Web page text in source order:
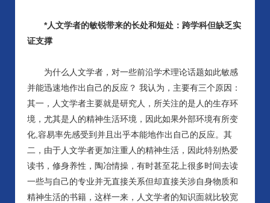
*人文学者的敏锐带来的长处和短处：跨学科但缺乏实
证支撑
为什么人文学者，对一些前沿学术理论话题如此敏感
并能迅速地作出自己的反应？ 我认为，主要有三个原因：
其一，人文学者主要就是研究人，所关注的是人的生存环
境，尤其是人的精神生活环境，因此如果外部环境有所变
化 ,容易率先感受到并且出乎本能地作出自己的反应。其
二，由于人文学者更加注重人的精神生活，因此特别热爱
读书，修身养性，陶冶情操，有时甚至花上很多时间去读
一些与自己的专业并无直接关系但却直接关涉自身物质和
精神生活的书籍，这样一来，人文学者的知识面就比较宽